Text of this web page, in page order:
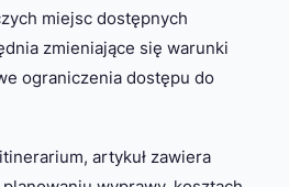
miejsc dostępnych
zmieniające się warunki
ograniczenia dostępu do
artykuł zawiera